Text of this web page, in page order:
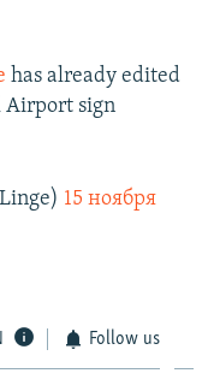
has already edited
sign
15 ноября
Follow us